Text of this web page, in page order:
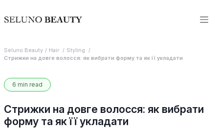
Seluno Beauty Hair
Styling
Стрижки на довге волосся: як вибрати форму та як її укладати
6 min read
Стрижки на довге волосся: як вибрати
форму та як її укладати